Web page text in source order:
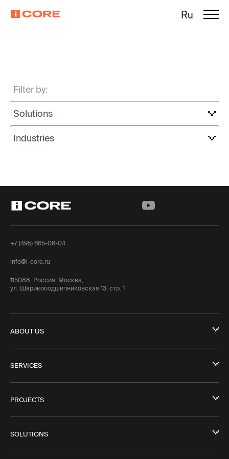
Ru
Filter by:
Solutions
Industries
+7 (495) 665-06-04
info@i-core.ru
115088, Россия, Москва,
ул. Шарикоподшипниковская 13, стр. 1
ABOUT US
SERVICES
PROJECTS
SOLUTIONS